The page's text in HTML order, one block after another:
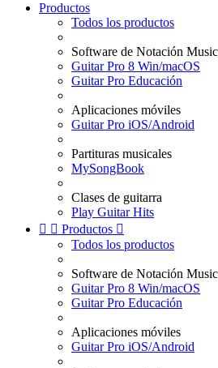
Productos
Todos los productos
Software de Notación
Guitar Pro 8 Win/macOS
Guitar Pro Educación
Aplicaciones móviles
Guitar Pro iOS/Android
Partituras musicales
MySongBook
Clases de guitarra
Play Guitar Hits
  Productos 
Todos los productos
Software de Notación
Guitar Pro 8 Win/macOS
Guitar Pro Educación
Aplicaciones móviles
Guitar Pro iOS/Android